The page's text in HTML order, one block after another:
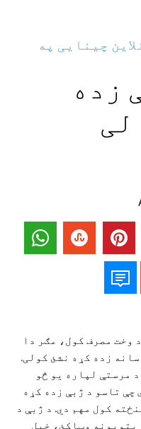
چینایی په
زده
وخت مصرف کول، مګر دا
زده کړه نشئ کولی.
مرستې لپاره یو څو
چې تاسو د ژبې زده کړه
کول مهم دي. د ژبې د
وټاکئ، خپل